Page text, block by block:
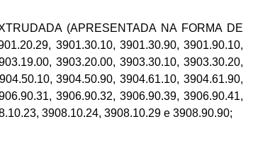
(APRESENTADA NA FORMA DE
3901.30.10, 3901.30.90, 3901.90.10,
3903.20.00, 3903.30.10, 3903.30.20,
3904.50.90, 3904.61.10, 3904.61.90,
3906.90.32, 3906.90.39, 3906.90.41,
3908.10.24, 3908.10.29 e 3908.90.90;